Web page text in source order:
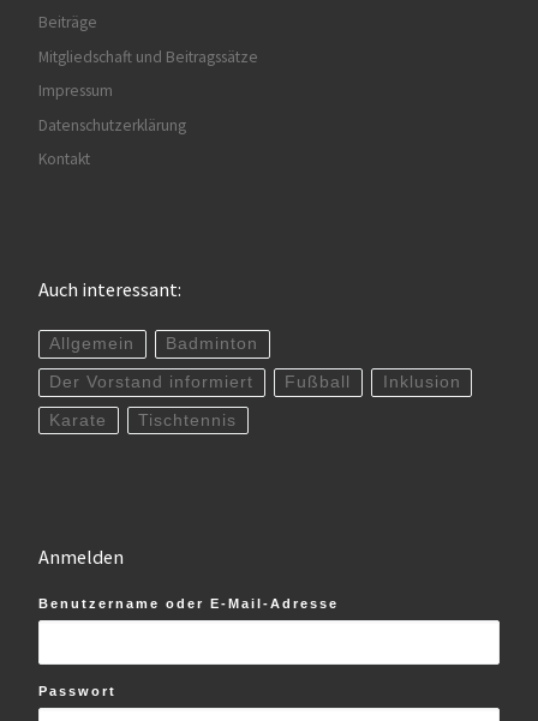
Beiträge
Mitgliedschaft und Beitragssätze
Impressum
Datenschutzerklärung
Kontakt
Auch interessant:
Allgemein Badminton
Der Vorstand informiert Fußball Inklusion
Karate Tischtennis
Anmelden
Benutzername oder E-Mail-Adresse
Passwort